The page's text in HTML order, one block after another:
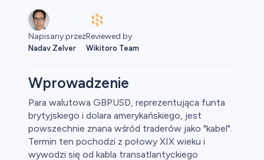
Napisany przez
Nadav Zelver
Reviewed by
Wikitoro Team
Wprowadzenie
Para walutowa GBPUSD, reprezentująca funta
brytyjskiego i dolara amerykańskiego, jest
powszechnie znana wśród traderów jako "kabel".
Termin ten pochodzi z połowy XIX wieku i
wywodzi się od kabla transatlantyckiego